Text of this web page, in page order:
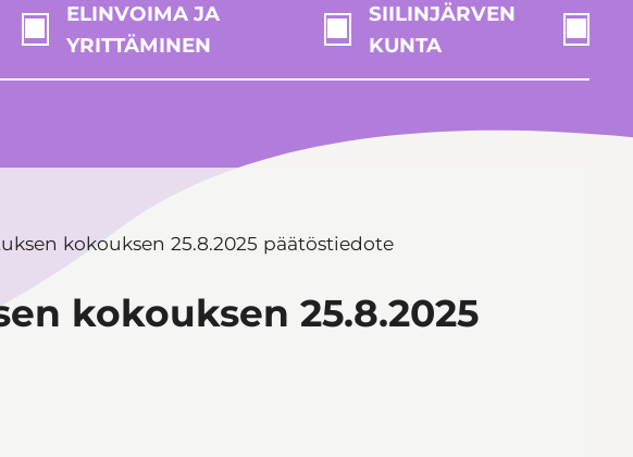
ELINVOIMA JA
YRITTÄMINEN
SIILINJÄRVEN
KUNTA
kokouksen 25.8.2025 päätöstiedote
kokouksen 25.8.2025